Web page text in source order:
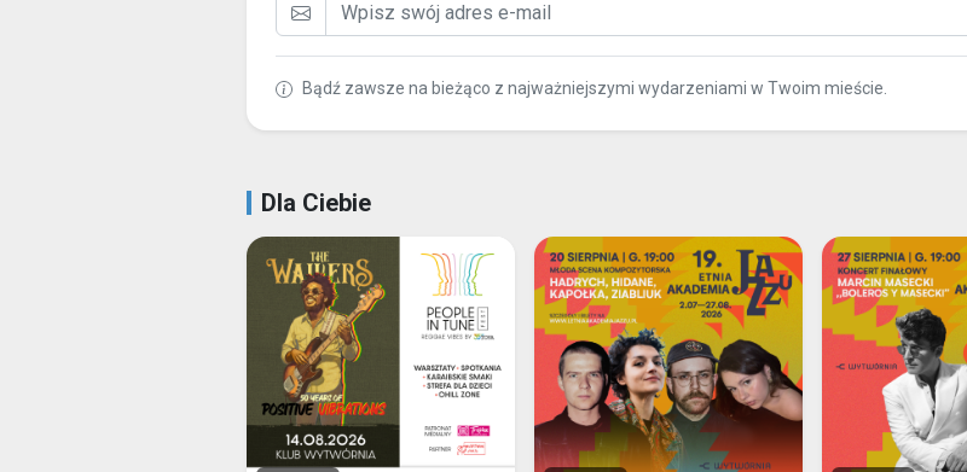
Bądź zawsze na bieżąco z najważniejszymi wydarzeniami w Twoim mieście.
Dla Ciebie